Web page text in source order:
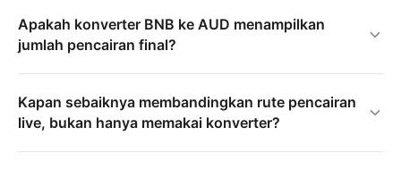
Apakah konverter BNB ke AUD menampilkan
jumlah pencairan final?
Kapan sebaiknya membandingkan rute pencairan
live, bukan hanya memakai konverter?